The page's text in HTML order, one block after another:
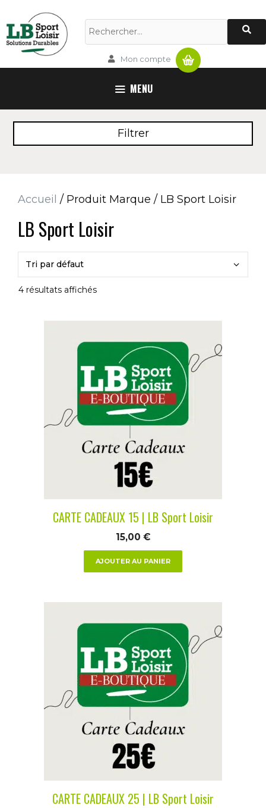
au
contenu
Rechercher :
Mon compte Panier
MENU
Accueil / Produit Marque / LB Sport Loisir
LB Sport Loisir
4 résultats affichés
CARTE CADEAUX 15 | LB Sport Loisir
15,00 €
AJOUTER AU PANIER
CARTE CADEAUX 25 | LB Sport Loisir
Filtrer